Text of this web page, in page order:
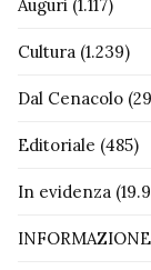
Auguri (1.117)
Cultura (1.239)
Dal Cenacolo
Editoriale (485)
In evidenza